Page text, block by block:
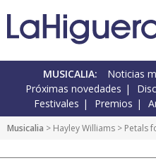
MUSICALIA: Noticias
Próximas novedades
Festivales
Premios
Musicalia > Hayley Williams > Petals